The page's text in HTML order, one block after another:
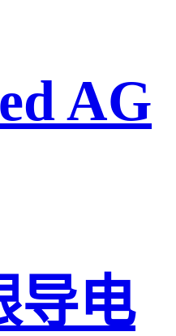
AG
导电